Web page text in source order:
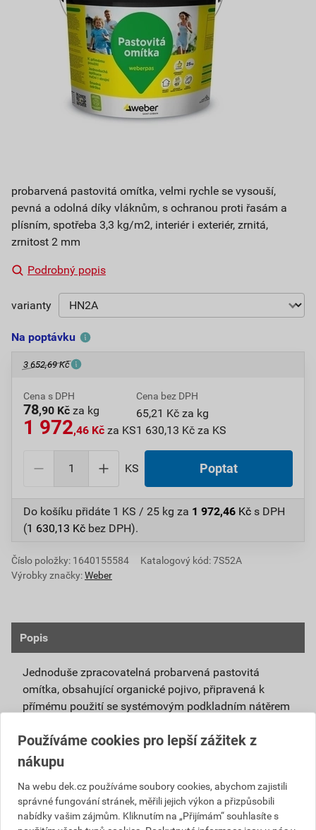
probarvená pastovitá omítka, velmi rychle se vysouší,
pevná a odolná díky vláknům, s ochranou proti řasám a
plísním, spotřeba 3,3 kg/m2, interiér i exteriér, zrnitá,
zrnitost 2 mm
Podrobný popis
varianty
Na poptávku
3 652,69 Kč
Cena s DPH
78,90 Kč za kg
1 972,46 Kč za KS
Cena bez DPH
65,21 Kč za kg
1 630,13 Kč za KS
KS Poptat
Do košíku přidáte 1 KS / 25 kg za 1 972,46 Kč s DPH
(1 630,13 Kč bez DPH).
Číslo položky: 1640155584
Katalogový kód: 7S52A
Výrobky značky:Weber
Popis
Jednoduše zpracovatelná probarvená pastovitá
omítka, obsahující organické pojivo, připravená k
přímému použití se systémovým podkladním nátěrem
Vlivem ochlazování vnějšího souvrství
zateplovacích systémů v nočních hodinách,
dochází ke kondenzaci vody na povrchu, která
vytváří živnou půdu pro růst nevzhledných řas.
Povrch omítky weberpas aquaBalance dokáže
Používáme cookies pro lepší zážitek z
nákupu
Na webu dek.cz používáme soubory cookies, abychom zajistili
správné fungování stránek, měřili jejich výkon a přizpůsobili
nabídky vašim zájmům. Kliknutím na „Přijímám“ souhlasíte s